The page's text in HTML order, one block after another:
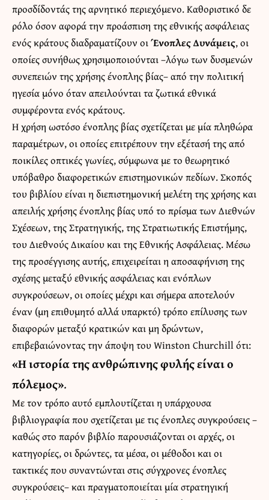
προσδίδοντάς της αρνητικό περιεχόμενο. Καθοριστικό δε
ρόλο όσον αφορά την προάσπιση της εθνικής ασφάλειας
ενός κράτους διαδραματίζουν οιΈνοπλες Δυνάμεις, οι
οποίες συνήθως χρησιμοποιούνται –λόγω των δυσμενών
συνεπειών της χρήσης ένοπλης βίας– από την πολιτική
ηγεσία μόνο όταν απειλούνται τα ζωτικά εθνικά
συμφέροντα ενός κράτους.
Η χρήση ωστόσο ένοπλης βίας σχετίζεται με μία πληθώρα
παραμέτρων, οι οποίες επιτρέπουν την εξέτασή της από
ποικίλες οπτικές γωνίες, σύμφωνα με το θεωρητικό
υπόβαθρο διαφορετικών επιστημονικών πεδίων. Σκοπός
του βιβλίου είναι η διεπιστημονική μελέτη της χρήσης και
απειλής χρήσης ένοπλης βίας υπό το πρίσμα των Διεθνών
Σχέσεων, της Στρατηγικής, της Στρατιωτικής Επιστήμης,
του Διεθνούς Δικαίου και της Εθνικής Ασφάλειας. Μέσω
της προσέγγισης αυτής, επιχειρείται η αποσαφήνιση της
σχέσης μεταξύ εθνικής ασφάλειας και ενόπλων
συγκρούσεων, οι οποίες μέχρι και σήμερα αποτελούν
έναν (μη επιθυμητό αλλά υπαρκτό) τρόπο επίλυσης των
διαφορών μεταξύ κρατικών και μη δρώντων,
επιβεβαιώνοντας την άποψη του Winston Churchill ότι:
«Η ιστορία της ανθρώπινης φυλής είναι ο
πόλεμος».
Με τον τρόπο αυτό εμπλουτίζεται η υπάρχουσα
βιβλιογραφία που σχετίζεται με τις ένοπλες συγκρούσεις –
καθώς στο παρόν βιβλίο παρουσιάζονται οι αρχές, οι
κατηγορίες, οι δρώντες, τα μέσα, οι μέθοδοι και οι
τακτικές που συναντώνται στις σύγχρονες ένοπλες
συγκρούσεις– και πραγματοποιείται μία στρατηγική